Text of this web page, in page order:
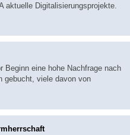
aktuelle Digitalisierungsprojekte.
Beginn eine hohe Nachfrage nach
gebucht, viele davon von